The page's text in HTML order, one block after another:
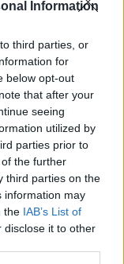
Information
third parties, or
for
below opt-out
that after your
seeing
utilized by
parties prior to
the further
third parties on the
information may
the IAB’s List of
disclose it to other